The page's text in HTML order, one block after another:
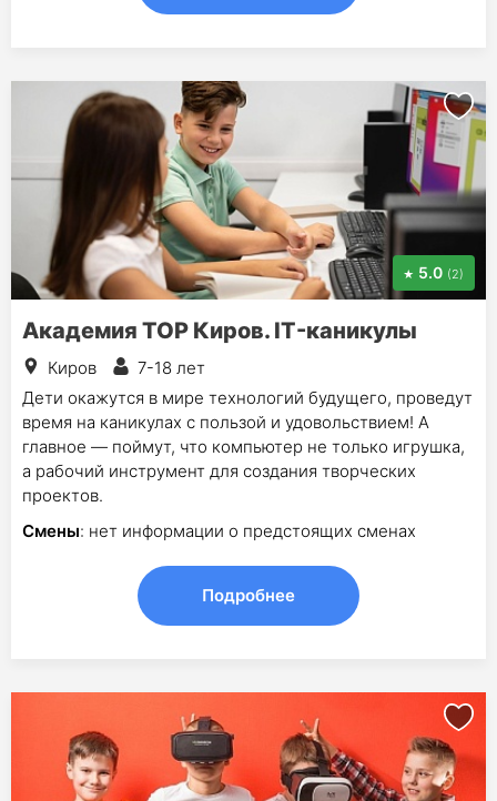
5.0 (2)
Академия TOP Киров. IT-каникулы
Киров
7-18 лет
Дети окажутся в мире технологий будущего, проведут
время на каникулах с пользой и удовольствием! А
главное — поймут, что компьютер не только игрушка,
а рабочий инструмент для создания творческих
проектов.
Смены: нет информации о предстоящих сменах
Подробнее